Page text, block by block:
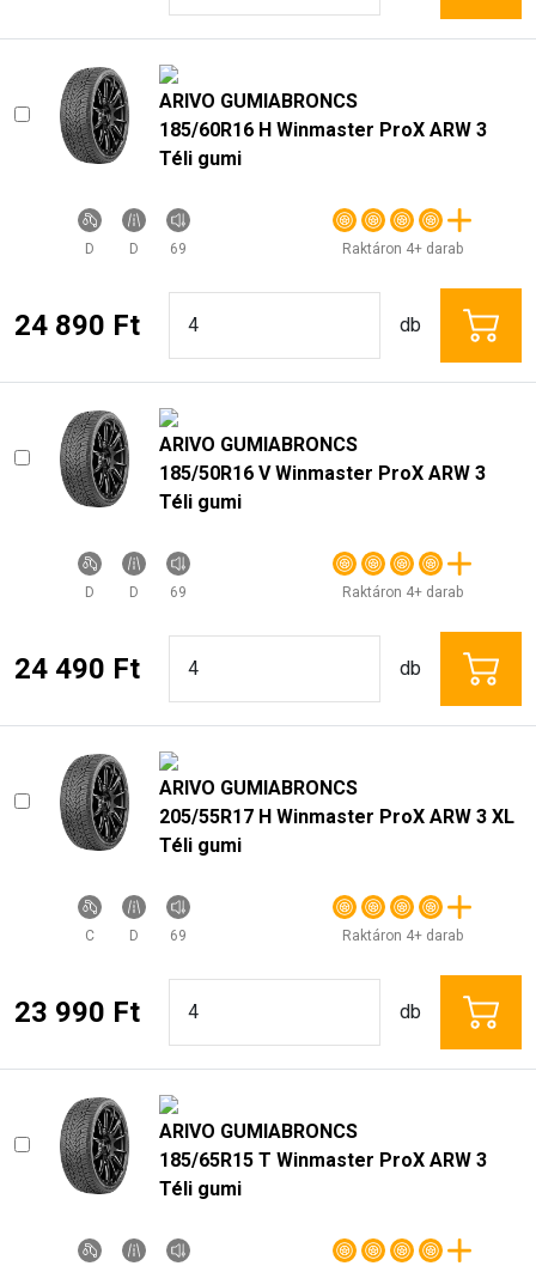
ARIVO GUMIABRONCS
185/60R16 H Winmaster ProX ARW 3
Téli gumi
D D 69 Raktáron 4+ darab
24 890 Ft db
ARIVO GUMIABRONCS
185/50R16 V Winmaster ProX ARW 3
Téli gumi
D D 69 Raktáron 4+ darab
24 490 Ft db
ARIVO GUMIABRONCS
205/55R17 H Winmaster ProX ARW 3 XL
Téli gumi
C D 69 Raktáron 4+ darab
23 990 Ft db
ARIVO GUMIABRONCS
185/65R15 T Winmaster ProX ARW 3
Téli gumi